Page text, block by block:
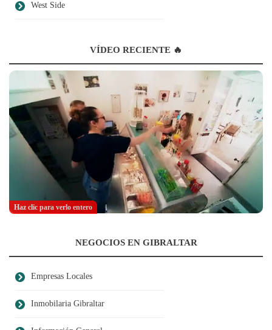
West Side
VÍDEO RECIENTE 🔥
Haz clic para verlo entero
NEGOCIOS EN GIBRALTAR
Empresas Locales
Inmobilaria Gibraltar